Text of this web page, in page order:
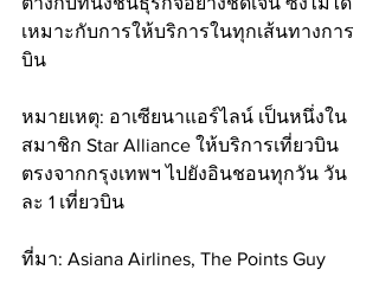
เหมาะกับการให้บริการในทุกเส้นทางการ
บิน
หมายเหตุ: อาเซียนาแอร์ไลน์ เป็นหนึ่งใน
สมาชิก Star Alliance ให้บริการเที่ยวบิน
ตรงจากกรุงเทพฯ ไปยังอินชอนทุกวัน วัน
ละ 1 เที่ยวบิน
ที่มา: Asiana Airlines, The Points Guy